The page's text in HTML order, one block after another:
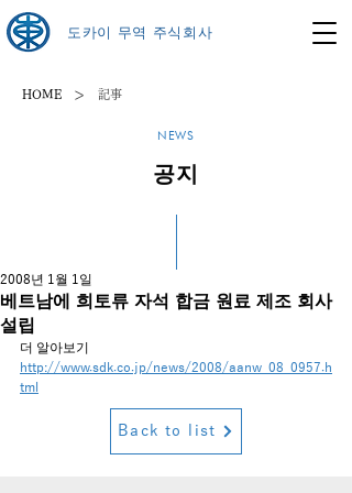
도카이 무역 주식회사
HOME > 記事
NEWS
공지
베트남에 희토류 자석 합금 원료 제조 회사
설립
2008년 1월 1일
더 알아보기
http://www.sdk.co.jp/news/2008/aanw_08_0957.h
tml
Back to list